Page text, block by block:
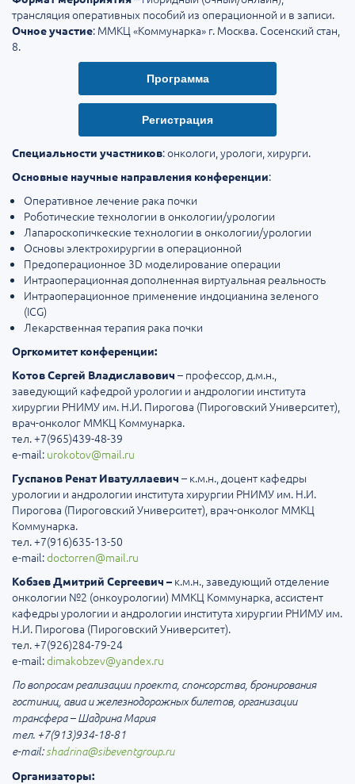
трансляция оперативных пособий из операционной и в записи.
Очное участие: ММКЦ «Коммунарка» г. Москва. Сосенский стан,
8.
Программа
Регистрация
Специальности участников: онкологи, урологи, хирурги.
Основные научные направления конференции:
Оперативное лечение рака почки
Роботические технологии в онкологии/урологии
Лапароскопичкеские технологии в онкологии/урологии
Основы электрохирургии в операционной
Предоперационное 3D моделирование операции
Интраоперационная дополненная виртуальная реальность
Интраоперационное применение индоцианина зеленого
(ICG)
Лекарственная терапия рака почки
Оргкомитет конференции:
Котов Сергей Владиславович – профессор, д.м.н.,
заведующий кафедрой урологии и андрологии института
хирургии РНИМУ им. Н.И. Пирогова (Пироговский Университет),
врач-онколог ММКЦ Коммунарка.
тел. +7(965)439-48-39
e-mail: urokotov@mail.ru
Гуспанов Ренат Иватуллаевич – к.м.н., доцент кафедры
урологии и андрологии института хирургии РНИМУ им. Н.И.
Пирогова (Пироговский Университет), врач-онколог ММКЦ
Коммунарка.
тел. +7(916)635-13-50
e-mail:doctorren@mail.ru
Кобзев Дмитрий Сергеевич – к.м.н.,заведующий отделение
онкологии №2 (онкоурологии) ММКЦ Коммунарка, ассистент
кафедры урологии и андрологии института хирургии РНИМУ им.
Н.И. Пирогова (Пироговский Университет).
тел. +7(926)284-79-24
e-mail:dimakobzev@yandex.ru
По вопросам реализации проекта, спонсорства, бронирования
гостиниц, авиа и железнодорожных билетов, организации
трансфера – Шадрина Мария
тел. +7(913)934-18-81
e-mail: shadrina@sibeventgroup.ru
Организаторы: